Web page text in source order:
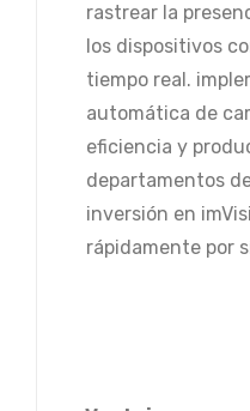
rastrear la
los dispositivos
tiempo real.
automática de
eficiencia y
departamentos
inversión en
rápidamente por